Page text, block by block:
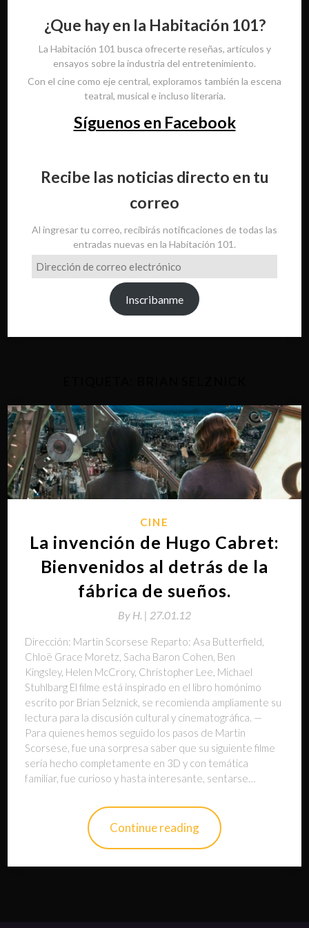
¿Que hay en la Habitación 101?
La Habitación 101 busca ofrecerte reseñas, artículos y
ensayos sobre la industria del entretenimiento.
Con el cine como eje central, exploramos también la escena
teatral, musical e incluso literaria.
Síguenos en Facebook
Recibe las noticias directo en tu
correo
Al ingresar tu correo, recibirás notificaciones de todas las
entradas nuevas en la Habitación 101.
Dirección
de
Inscribanme
CINE
La invención de Hugo Cabret:
Bienvenidos al detrás de la
fábrica de sueños.
By H. | 27.01.12
Dirección: Martin Scorsese Reparto: Asa Butterfield,
Chloë Grace Moretz, Sacha Baron Cohen, Ben
Kingsley, Helen McCrory, Christopher Lee, Michael
Stuhlbarg El filme está inspirado en el libro homónimo
escrito por Brian Selznick, se recomienda ampliamente su
lectura para la discusión cultural y cinematográfica. —
Para quienes hemos seguido los pasos de Martin
Scorsese, fue una sorpresa saber que su siguiente filme
sería hecho completamente en 3D y con temática
familiar, fue curioso y hasta interesante, sentarse…
Continue reading